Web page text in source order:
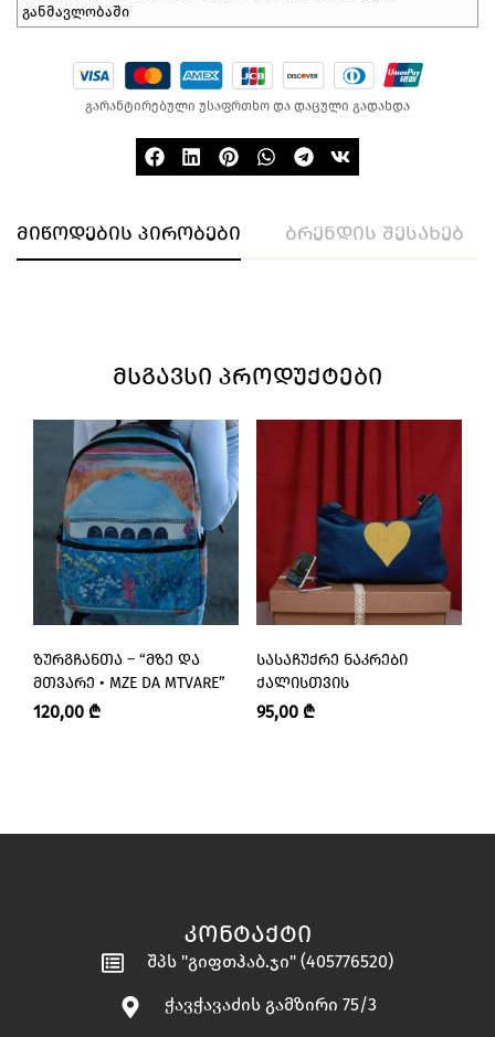
განმავლობაში
გარანტირებული უსაფრთხო და დაცული გადახდა
მიწოდების პირობები ბრენდის შესახებ
ᲛᲡᲒᲐᲕᲡᲘ ᲞᲠᲝᲓᲣᲥᲢᲔᲑᲘ
ᲖᲣᲠᲒᲩᲐᲜᲗᲐ – “ᲛᲖᲔ ᲓᲐ
ᲛᲗᲕᲐᲠᲔ • MZE DA MTVARE”
120,00 ₾
ᲡᲐᲡᲐᲩᲣᲥᲠᲔ ᲜᲐᲙᲠᲔᲑᲘ
ᲥᲐᲚᲘᲡᲗᲕᲘᲡ
95,00 ₾
ᲙᲝᲜᲢᲐᲥᲢᲘ
შპს "გიფთჰაბ.ჯი" (405776520)
ჭავჭავაძის გამზირი 75/3